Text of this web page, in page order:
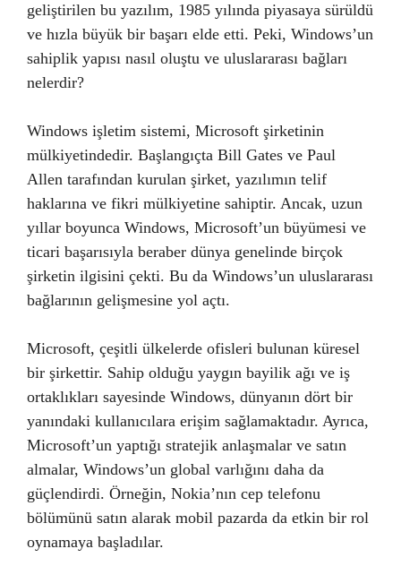
geliştirilen bu yazılım, 1985 yılında piyasaya sürüldü
ve hızla büyük bir başarı elde etti. Peki, Windows’un
sahiplik yapısı nasıl oluştu ve uluslararası bağları
nelerdir?
Windows işletim sistemi, Microsoft şirketinin
mülkiyetindedir. Başlangıçta Bill Gates ve Paul
Allen tarafından kurulan şirket, yazılımın telif
haklarına ve fikri mülkiyetine sahiptir. Ancak, uzun
yıllar boyunca Windows, Microsoft’un büyümesi ve
ticari başarısıyla beraber dünya genelinde birçok
şirketin ilgisini çekti. Bu da Windows’un uluslararası
bağlarının gelişmesine yol açtı.
Microsoft, çeşitli ülkelerde ofisleri bulunan küresel
bir şirkettir. Sahip olduğu yaygın bayilik ağı ve iş
ortaklıkları sayesinde Windows, dünyanın dört bir
yanındaki kullanıcılara erişim sağlamaktadır. Ayrıca,
Microsoft’un yaptığı stratejik anlaşmalar ve satın
almalar, Windows’un global varlığını daha da
güçlendirdi. Örneğin, Nokia’nın cep telefonu
bölümünü satın alarak mobil pazarda da etkin bir rol
oynamaya başladılar.